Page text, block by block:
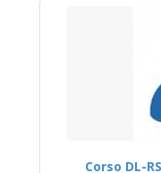
Corso DL-